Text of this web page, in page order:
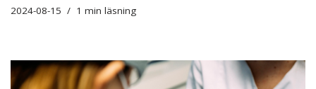
2024-08-15 1 min läsning